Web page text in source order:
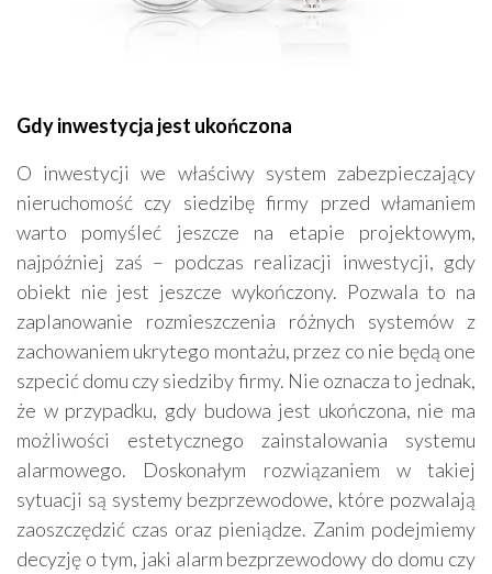
Gdy inwestycja jest ukończona
O inwestycji we właściwy system zabezpieczający
nieruchomość czy siedzibę firmy przed włamaniem
warto pomyśleć jeszcze na etapie projektowym,
najpóźniej zaś – podczas realizacji inwestycji, gdy
obiekt nie jest jeszcze wykończony. Pozwala to na
zaplanowanie rozmieszczenia różnych systemów z
zachowaniem ukrytego montażu, przez co nie będą one
szpecić domu czy siedziby firmy. Nie oznacza to jednak,
że w przypadku, gdy budowa jest ukończona, nie ma
możliwości estetycznego zainstalowania systemu
alarmowego. Doskonałym rozwiązaniem w takiej
sytuacji są systemy bezprzewodowe, które pozwalają
zaoszczędzić czas oraz pieniądze. Zanim podejmiemy
decyzję o tym, jaki alarm bezprzewodowy do domu czy